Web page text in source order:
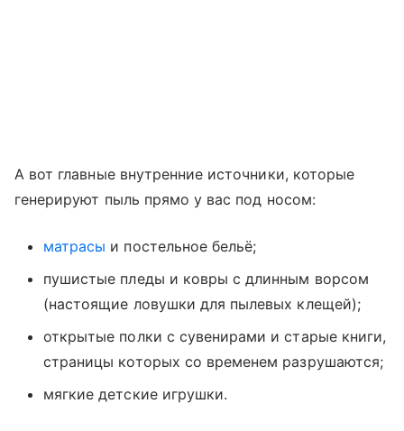
А вот главные внутренние источники, которые
генерируют пыль прямо у вас под носом:
матрасы и постельное бельё;
пушистые пледы и ковры с длинным ворсом
(настоящие ловушки для пылевых клещей);
открытые полки с сувенирами и старые книги,
страницы которых со временем разрушаются;
мягкие детские игрушки.